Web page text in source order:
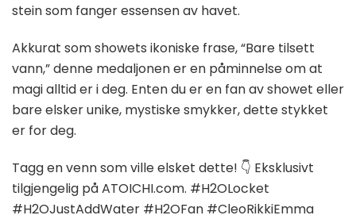
stein som fanger essensen av havet.
Akkurat som showets ikoniske frase, “Bare tilsett
vann,” denne medaljonen er en påminnelse om at
magi alltid er i deg. Enten du er en fan av showet eller
bare elsker unike, mystiske smykker, dette stykket
er for deg.
Tagg en venn som ville elsket dette! 👇 Eksklusivt
tilgjengelig på ATOICHI.com. #H2OLocket
#H2OJustAddWater #H2OFan #CleoRikkiEmma